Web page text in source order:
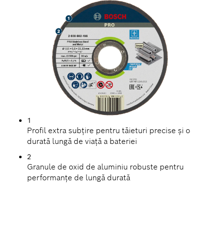
1
Profil extra subțire pentru tăieturi precise și o
durată lungă de viață a bateriei
2
Granule de oxid de aluminiu robuste pentru
performanțe de lungă durată